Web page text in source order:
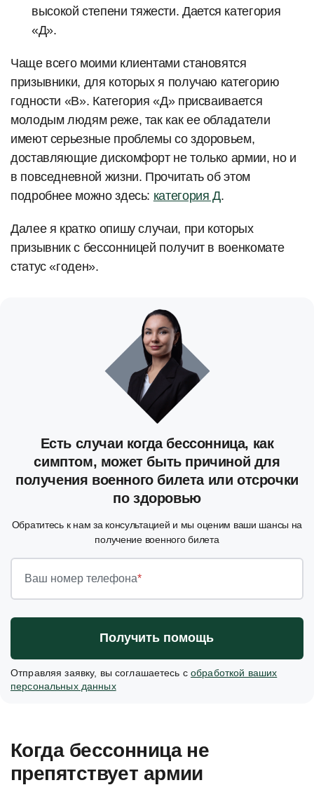
высокой степени тяжести. Дается категория
«Д».
Чаще всего моими клиентами становятся
призывники, для которых я получаю категорию
годности «В». Категория «Д» присваивается
молодым людям реже, так как ее обладатели
имеют серьезные проблемы со здоровьем,
доставляющие дискомфорт не только армии, но и
в повседневной жизни. Прочитать об этом
подробнее можно здесь: категория Д.
Далее я кратко опишу случаи, при которых
призывник с бессонницей получит в военкомате
статус «годен».
Есть случаи когда бессонница, как
симптом, может быть причиной для
получения военного билета или отсрочки
по здоровью
Обратитесь к нам за консультацией и мы оценим ваши шансы на
получение военного билета
Ваш номер телефона*
Получить помощь
Отправляя заявку, вы соглашаетесь собработкой ваших
персональных данных
Когда бессонница не
препятствует армии